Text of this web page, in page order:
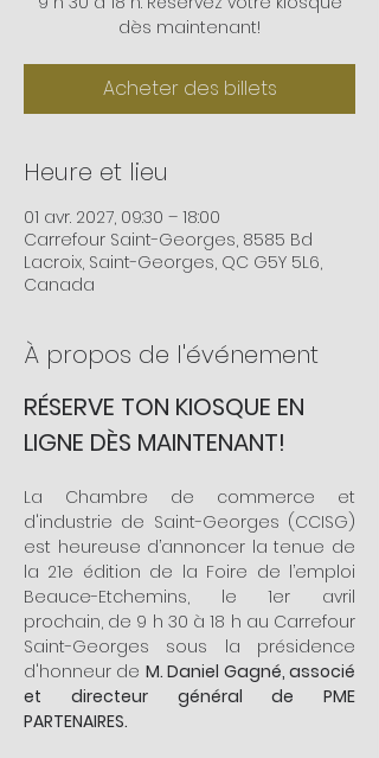
dès maintenant!
Acheter des billets
Heure et lieu
01 avr. 2027, 09:30 – 18:00
Carrefour Saint-Georges, 8585 Bd
Lacroix, Saint-Georges, QC G5Y 5L6,
Canada
À propos de l'événement
RÉSERVE TON KIOSQUE EN
LIGNE DÈS MAINTENANT!
La Chambre de commerce et
d'industrie de Saint-Georges (CCISG)
est heureuse d’annoncer la tenue de
la 21e édition de la Foire de l’emploi
Beauce-Etchemins, le 1er avril
prochain, de 9 h 30 à 18 h au Carrefour
Saint-Georges sous la présidence
d'honneur de M. Daniel Gagné, associé
et directeur général de PME
PARTENAIRES.